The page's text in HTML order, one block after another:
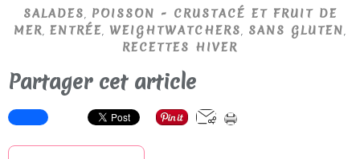
SALADES, POISSON - CRUSTACÉ ET FRUIT DE
MER, ENTRÉE, WEIGHTWATCHERS, SANS GLUTEN,
RECETTES HIVER
Partager cet article